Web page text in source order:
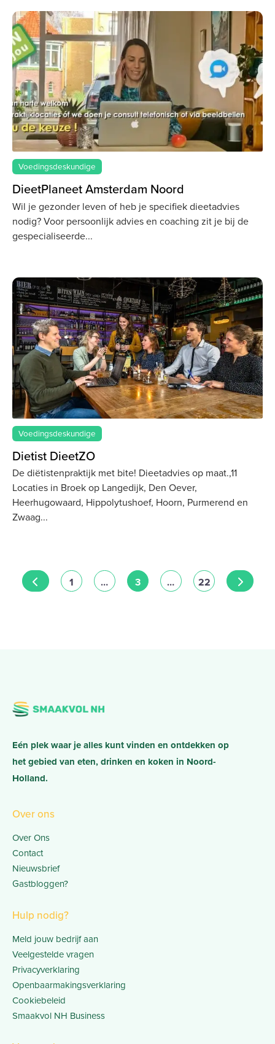
Voedingsdeskundige
DieetPlaneet Amsterdam Noord
Wil je gezonder leven of heb je specifiek dieetadvies
nodig? Voor persoonlijk advies en coaching zit je bij de
gespecialiseerde
Voedingsdeskundige
Dietist DieetZO
De diëtistenpraktijk met bite! Dieetadvies op maat.,11
Locaties in Broek op Langedijk, Den Oever,
Heerhugowaard, Hippolytushoef, Hoorn, Purmerend en
Zwaag
Posts navigation
NEWER POSTS
1 … 3 … 22 OLDER
Eén plek waar je alles kunt vinden en ontdekken op
het gebied van eten, drinken en koken in Noord-
Holland.
Over ons
Over Ons
Contact
Nieuwsbrief
Gastbloggen?
Hulp nodig?
Meld jouw bedrijf aan
Veelgestelde vragen
Privacyverklaring
Openbaarmakingsverklaring
Cookiebeleid
Smaakvol NH Business